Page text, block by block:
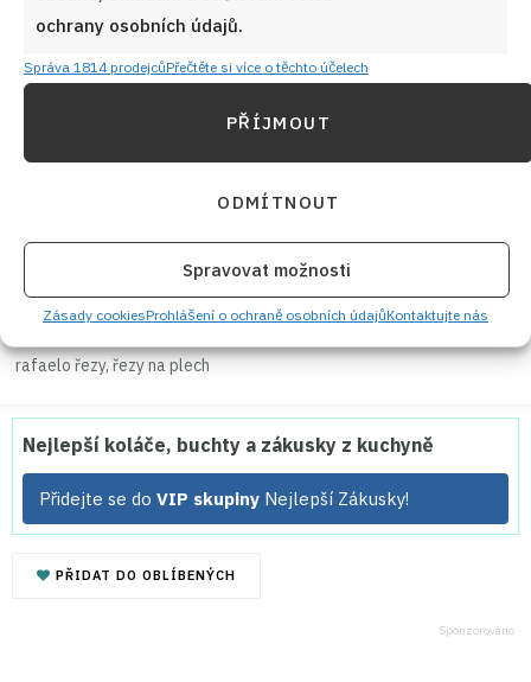
ochrany osobních údajů.
Správa 1814 prodejcůPřečtěte si více o těchto účelech
PŘÍJMOUT
ODMÍTNOUT
Spravovat možnosti
Zásady cookiesProhlášení o ochraně osobních údajůKontaktujte nás
ULOŽIT DO MÉ KUCHAŘKY
Chod:Sladké Kuchyně:Mezinárodní
rafaelo řezy, řezy na plech
Nejlepší koláče, buchty a zákusky z kuchyně
Přidejte se do VIP skupiny Nejlepší Zákusky!
PŘIDAT DO OBLÍBENÝCH